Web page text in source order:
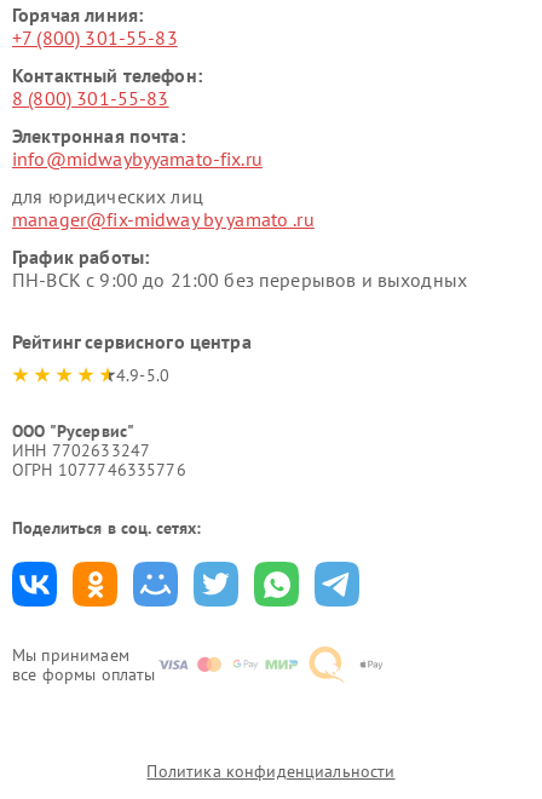
Мы принимаем
все формы оплаты
Горячая линия:
+7 (800) 301-55-83
Контактный телефон:
8 (800) 301-55-83
Электронная почта:
info@midwaybyyamato-fix.ru
для юридических лиц
manager@fix-midway by yamato .ru
График работы:
ПН-ВСК с 9:00 до 21:00 без перерывов и выходных
Рейтинг сервисного центра
4.9-5.0
ООО "Русервис"
ИНН 7702633247
ОГРН 1077746335776
Поделиться в соц. сетях:
Политика конфиденциальности